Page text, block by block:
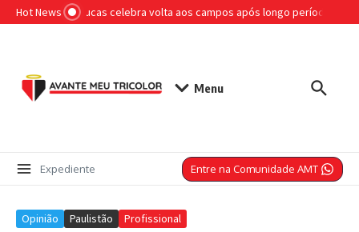
Ir para o conteúdo
Hot News
Otimista, Lucas celebra volta aos campos após longo período
Menu
Expediente Entre na Comunidade AMT
Opinião Paulistão Profissional